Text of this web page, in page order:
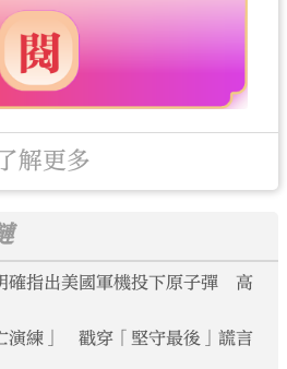
解更多
確指出美國軍機投下原子彈 高
演練」 戳穿「堅守最後」謊言